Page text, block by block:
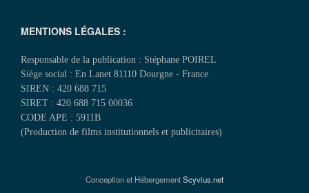
MENTIONS LÉGALES :
Responsable de la publication : Stéphane POIREL
Siège social : En Lanet 81110 Dourgne - France
SIREN : 420 688 715
SIRET : 420 688 715 00036
CODE APE : 5911B
(Production de films institutionnels et publicitaires)
Conception et HébergementScyvius.net